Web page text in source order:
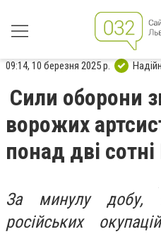
09:14, 10 березня 2025 р.
Сили оборони
ворожих
понад дві
За минулу добу,
російських